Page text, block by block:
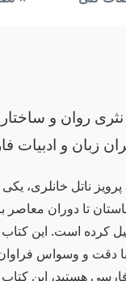
روان و
زبان و ادبیات
ناتل خانلری،
تا دوران
کرده است. این کتاب
هستید، این کتاب